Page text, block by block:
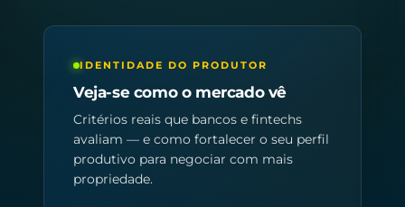
IDENTIDADE DO PRODUTOR
Veja-se como o mercado vê
Critérios reais que bancos e fintechs
avaliam — e como fortalecer o seu perfil
produtivo para negociar com mais
propriedade.